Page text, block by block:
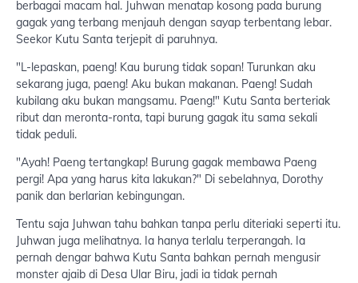
berbagai macam hal. Juhwan menatap kosong pada burung
gagak yang terbang menjauh dengan sayap terbentang lebar.
Seekor Kutu Santa terjepit di paruhnya.
"L-lepaskan, paeng! Kau burung tidak sopan! Turunkan aku
sekarang juga, paeng! Aku bukan makanan. Paeng! Sudah
kubilang aku bukan mangsamu. Paeng!" Kutu Santa berteriak
ribut dan meronta-ronta, tapi burung gagak itu sama sekali
tidak peduli.
"Ayah! Paeng tertangkap! Burung gagak membawa Paeng
pergi! Apa yang harus kita lakukan?" Di sebelahnya, Dorothy
panik dan berlarian kebingungan.
Tentu saja Juhwan tahu bahkan tanpa perlu diteriaki seperti itu.
Juhwan juga melihatnya. Ia hanya terlalu terperangah. Ia
pernah dengar bahwa Kutu Santa bahkan pernah mengusir
monster ajaib di Desa Ular Biru, jadi ia tidak pernah